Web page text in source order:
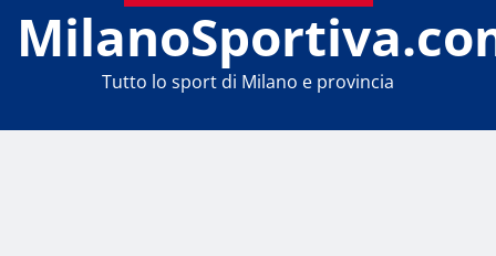
Tutto lo sport di Milano e provincia